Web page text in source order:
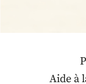
Aide à